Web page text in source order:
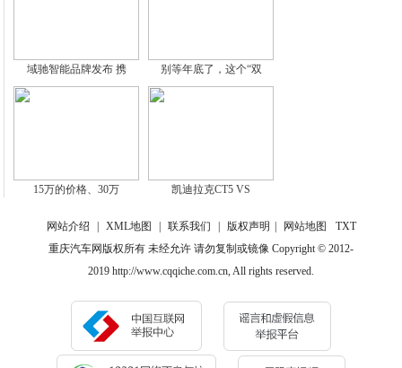
域驰智能品牌发布 携 别等年底了，这个“双
15万的价格、30万 凯迪拉克CT5 VS
网站介绍 | XML地图 | 联系我们 | 版权声明 | 网站地图
TXT
重庆汽车网版权所有 未经允许 请勿复制或镜像 Copyright © 2012-
2019 http://www.cqqiche.com.cn, All rights reserved.